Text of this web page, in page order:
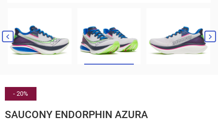
 
- 20%
SAUCONY ENDORPHIN AZURA